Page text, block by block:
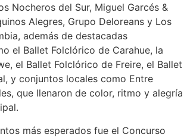
Nocheros del Sur, Miguel Garcés &
Alegres, Grupo Deloreans y Los
además de destacadas
el Ballet Folclórico de Carahue, la
el Ballet Folclórico de Freire, el Ballet
y conjuntos locales como Entre
que llenaron de color, ritmo y alegría
más esperados fue el Concurso